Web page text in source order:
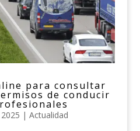
para consultar
de conducir
| Actualidad